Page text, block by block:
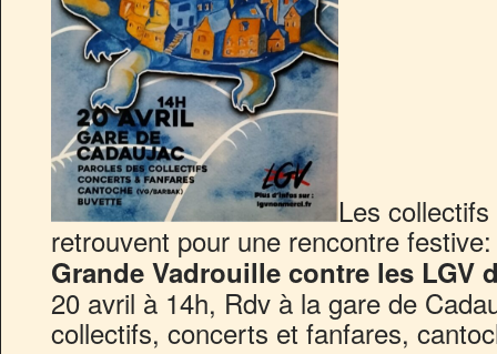
Les
retrouvent pour une rencontre
Grande Vadrouille contre les LGV
20 avril à 14h, Rdv à la gare de
collectifs, concerts et fanfares,